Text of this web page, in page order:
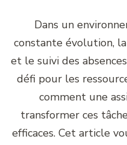
Dans un
constante évolution,
et le suivi des
défi pour les
comment une
transformer ces
efficaces. Cet article